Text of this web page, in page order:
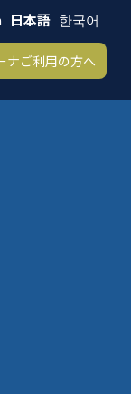
日本語 한국어
ナご利用の方へ